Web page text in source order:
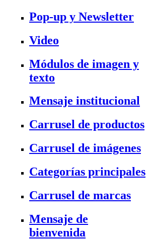
Pop-up y Newsletter
Video
Módulos de imagen y
texto
Mensaje institucional
Carrusel de productos
Carrusel de imágenes
Categorías principales
Carrusel de marcas
Mensaje de
bienvenida